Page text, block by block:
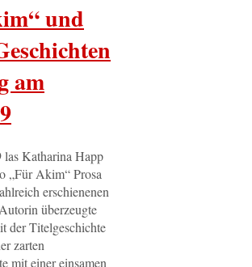
und
am
Katharina Happ
„Für Akim“ Prosa
erschienenen
überzeugte
der Titelgeschichte
zarten
mit einer einsamen